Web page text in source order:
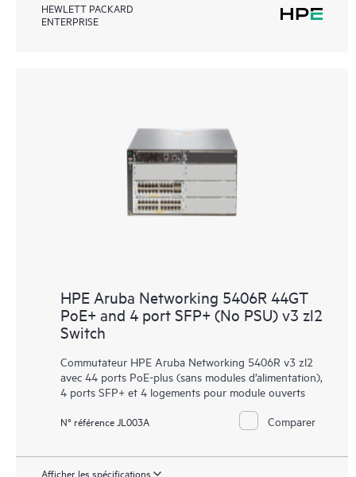
HEWLETT PACKARD
ENTERPRISE
HPE Aruba Networking 5406R 44GT
PoE+ and 4 port SFP+ (No PSU) v3 zl2
Switch
Commutateur HPE Aruba Networking 5406R v3 zl2
avec 44 ports PoE-plus (sans modules d’alimentation),
4 ports SFP+ et 4 logements pour module ouverts
N° référence JL003A Comparer
Afficher les spécifications